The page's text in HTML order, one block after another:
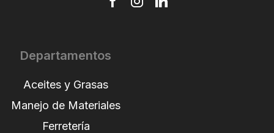
Departamentos
Aceites y Grasas
Manejo de Materiales
Ferretería